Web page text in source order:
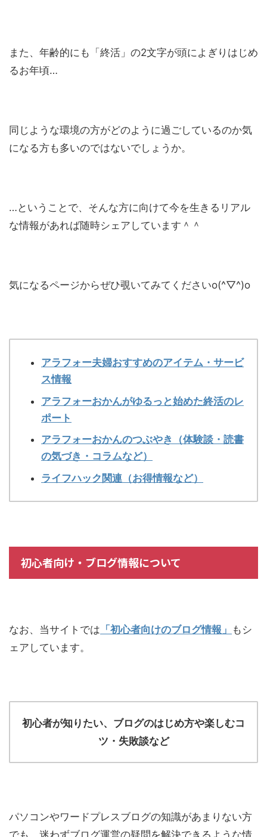
また、年齢的にも「終活」の2文字が頭によぎりはじめ
るお年頃…
同じような環境の方がどのように過ごしているのか気
になる方も多いのではないでしょうか。
…ということで、そんな方に向けて今を生きるリアル
な情報があれば随時シェアしています＾＾
気になるページからぜひ覗いてみてくださいo(^▽^)o
アラフォー夫婦おすすめのアイテム・サービ
ス情報
アラフォーおかんがゆるっと始めた終活のレ
ポート
アラフォーおかんのつぶやき（体験談・読書
の気づき・コラムなど）
ライフハック関連（お得情報など）
初心者向け・ブログ情報について
なお、当サイトでは 「初心者向けのブログ情報」 もシ
ェアしています。
初心者が知りたい、ブログのはじめ方や楽しむコ
ツ・失敗談など
パソコンやワードプレスブログの知識があまりない方